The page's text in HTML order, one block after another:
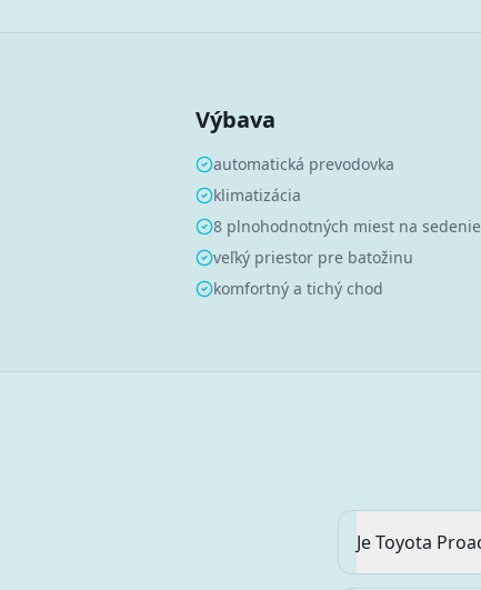
Výbava
automatická prevodovka
klimatizácia
8 plnohodnotných miest na sedenie
veľký priestor pre batožinu
komfortný a tichý chod
Je Toyota